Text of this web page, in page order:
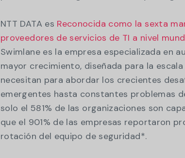
NTT DATA es Reconocida como la sexta
proveedores de servicios de TI a nivel
Swimlane es la empresa especializada en
mayor crecimiento, diseñada para la
necesitan para abordar los crecientes
emergentes hasta constantes problemas
solo el 581% de las organizaciones son
que el 901% de las empresas reportaron
rotación del equipo de seguridad*.